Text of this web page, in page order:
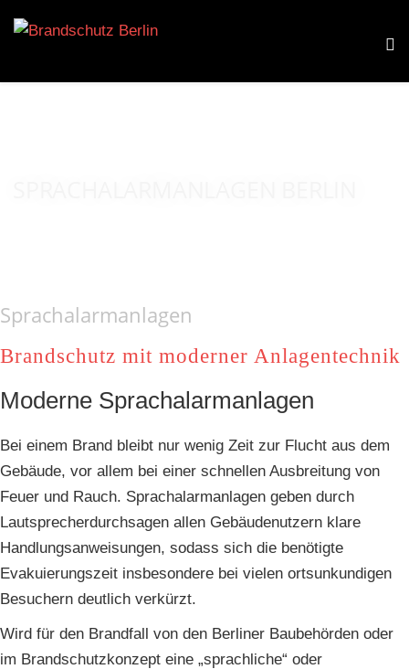
Sprachalarmanlagen
Brandschutz mit moderner Anlagentechnik
Moderne Sprachalarmanlagen
Bei einem Brand bleibt nur wenig Zeit zur Flucht aus dem
Gebäude, vor allem bei einer schnellen Ausbreitung von
Feuer und Rauch. Sprachalarmanlagen geben durch
Lautsprecherdurchsagen allen Gebäudenutzern klare
Handlungsanweisungen, sodass sich die benötigte
Evakuierungszeit insbesondere bei vielen ortsunkundigen
Besuchern deutlich verkürzt.
Wird für den Brandfall von den Berliner Baubehörden oder
im Brandschutzkonzept eine „sprachliche“ oder